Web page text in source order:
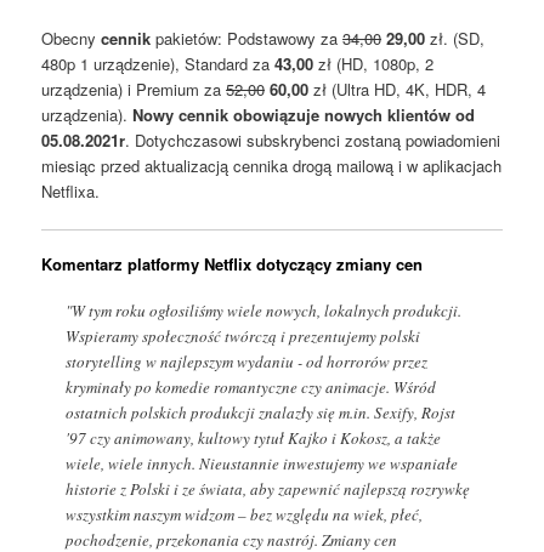
Obecnycennik pakietów: Podstawowy za34,00 29,00 zł. (SD,
480p 1 urządzenie), Standard za43,00 zł (HD, 1080p, 2
urządzenia) i Premium za52,00 60,00 zł (Ultra HD, 4K, HDR, 4
urządzenia).Nowy cennik obowiązuje nowych klientów od
05.08.2021r. Dotychczasowi subskrybenci zostaną powiadomieni
miesiąc przed aktualizacją cennika drogą mailową i w aplikacjach
Netflixa.
Komentarz platformy Netflix dotyczący zmiany cen
"W tym roku ogłosiliśmy wiele nowych, lokalnych produkcji.
Wspieramy społeczność twórczą i prezentujemy polski
storytelling w najlepszym wydaniu - od horrorów przez
kryminały po komedie romantyczne czy animacje. Wśród
ostatnich polskich produkcji znalazły się m.in. Sexify, Rojst
'97 czy animowany, kultowy tytuł Kajko i Kokosz, a także
wiele, wiele innych. Nieustannie inwestujemy we wspaniałe
historie z Polski i ze świata, aby zapewnić najlepszą rozrywkę
wszystkim naszym widzom – bez względu na wiek, płeć,
pochodzenie, przekonania czy nastrój. Zmiany cen